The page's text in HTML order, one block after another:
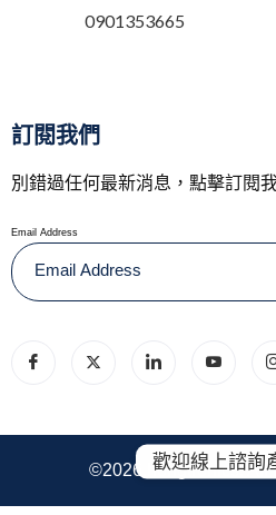
0901353665
訂閱我們
別錯過任何最新消息，點擊訂閱我
Email Address
©2026.hongtronics. All
歡迎線上諮詢